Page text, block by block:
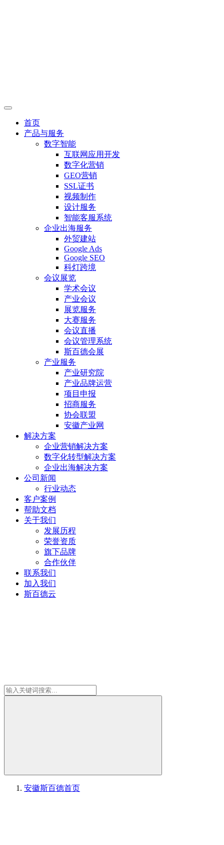
首页
产品与服务
数字智能
互联网应用开发
数字化营销
GEO营销
SSL证书
视频制作
设计服务
智能客服系统
企业出海服务
外贸建站
Google Ads
Google SEO
科灯跨境
会议展览
学术会议
产业会议
展览服务
大赛服务
会议直播
会议管理系统
斯百德会展
产业服务
产业研究院
产业品牌运营
项目申报
招商服务
协会联盟
安徽产业网
解决方案
企业营销解决方案
数字化转型解决方案
企业出海解决方案
公司新闻
行业动态
客户案例
帮助文档
关于我们
发展历程
荣誉资质
旗下品牌
合作伙伴
联系我们
加入我们
斯百德云
安徽斯百德首页